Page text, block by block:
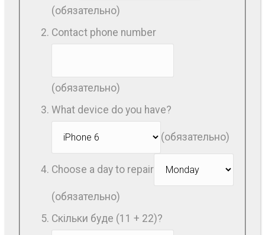
(обязательно)
Contact phone number
(обязательно)
What device do you have?
(обязательно)
Choose a day to repair
(обязательно)
Скільки буде (11 + 22)?